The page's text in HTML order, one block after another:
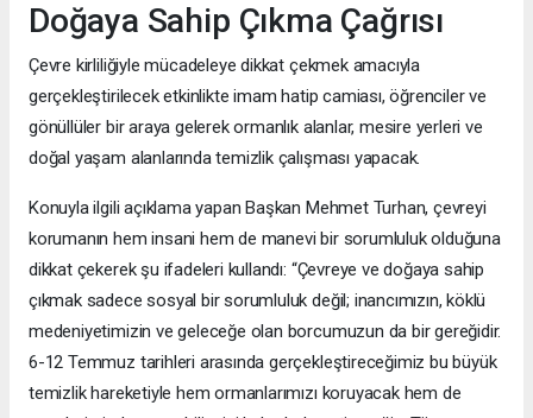
Doğaya Sahip Çıkma Çağrısı
Çevre kirliliğiyle mücadeleye dikkat çekmek amacıyla
gerçekleştirilecek etkinlikte imam hatip camiası, öğrenciler ve
gönüllüler bir araya gelerek ormanlık alanlar, mesire yerleri ve
doğal yaşam alanlarında temizlik çalışması yapacak.
Konuyla ilgili açıklama yapan Başkan Mehmet Turhan, çevreyi
korumanın hem insani hem de manevi bir sorumluluk olduğuna
dikkat çekerek şu ifadeleri kullandı: “Çevreye ve doğaya sahip
çıkmak sadece sosyal bir sorumluluk değil; inancımızın, köklü
medeniyetimizin ve geleceğe olan borcumuzun da bir gereğidir.
6-12 Temmuz tarihleri arasında gerçekleştireceğimiz bu büyük
temizlik hareketiyle hem ormanlarımızı koruyacak hem de